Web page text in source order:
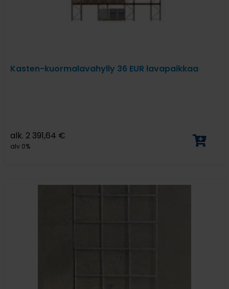
Kasten-kuormalavahylly 36 EUR lavapaikkaa
alk. 2 391,64 €
alv 0%